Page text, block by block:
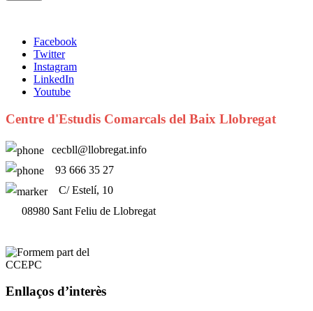
Facebook
Twitter
Instagram
LinkedIn
Youtube
Centre d'Estudis Comarcals del Baix Llobregat
cecbll@llobregat.info
93 666 35 27
C/ Estelí, 10
08980 Sant Feliu de Llobregat
Enllaços d’interès